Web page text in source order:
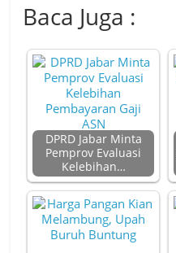
Baca Juga :
DPRD Jabar Minta
Pemprov Evaluasi
Kelebihan…